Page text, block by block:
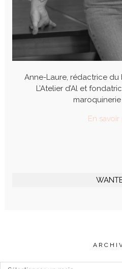
Anne-Laure, rédactrice
L’Atelier d’Al et
maroquinerie
En
Archives